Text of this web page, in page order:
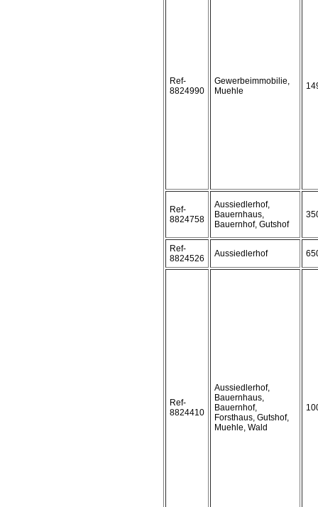
Ref-
8824990
Gewerbeimmobilie,
Muehle
Ref-
8824758
Aussiedlerhof,
Bauernhaus,
Bauernhof, Gutshof
Ref-
8824526
Aussiedlerhof
Ref-
8824410
Aussiedlerhof,
Bauernhaus,
Bauernhof,
Forsthaus, Gutshof,
Muehle, Wald